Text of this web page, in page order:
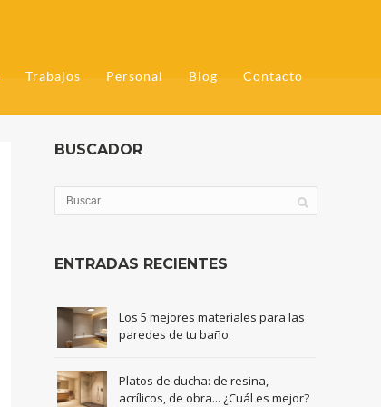
Trabajos Personal Blog Contacto
BUSCADOR
ENTRADAS RECIENTES
Los 5 mejores materiales para las
paredes de tu baño.
Platos de ducha: de resina,
acrílicos, de obra... ¿Cuál es mejor?